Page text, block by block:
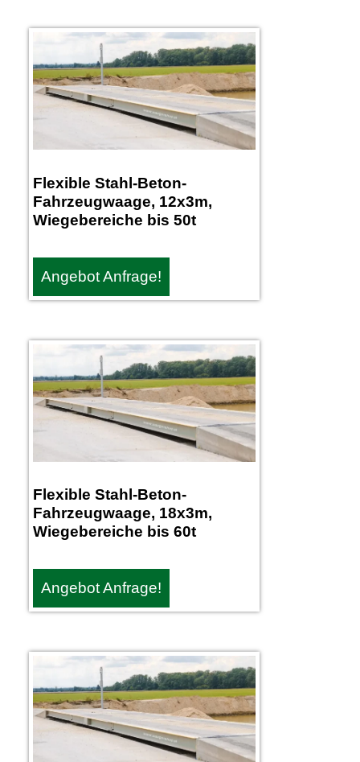
Flexible Stahl-Beton-
Fahrzeugwaage, 12x3m,
Wiegebereiche bis 50t
Angebot Anfrage!
Flexible Stahl-Beton-
Fahrzeugwaage, 18x3m,
Wiegebereiche bis 60t
Angebot Anfrage!